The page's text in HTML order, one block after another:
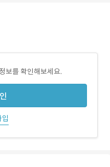
보를 확인해보세요.